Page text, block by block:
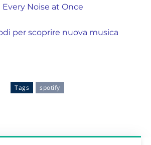
per scoprire nuova musica
Tags spotify